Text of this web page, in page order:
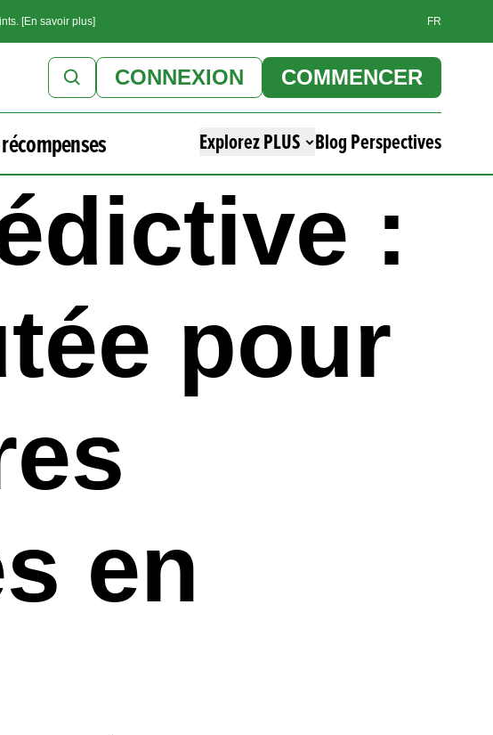
[En savoir plus] FR
CONNEXION COMMENCER
Explorez PLUS Blog Perspectives
:
pour
en